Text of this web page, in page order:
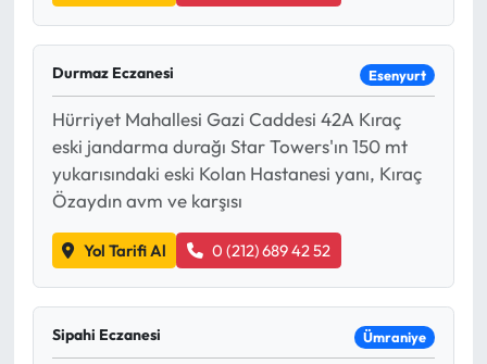
Durmaz Eczanesi Esenyurt
Hürriyet Mahallesi Gazi Caddesi 42A Kıraç
eski jandarma durağı Star Towers'ın 150 mt
yukarısındaki eski Kolan Hastanesi yanı, Kıraç
Özaydın avm ve karşısı
Yol Tarifi Al 0 (212) 689 42 52
Sipahi Eczanesi Ümraniye